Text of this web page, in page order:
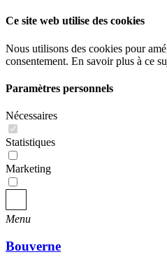
Ce site web utilise des cookies
Nous utilisons des cookies pour
consentement. En savoir plus à ce
Paramètres personnels
Nécessaires
Statistiques
Marketing
Menu
Bouverne